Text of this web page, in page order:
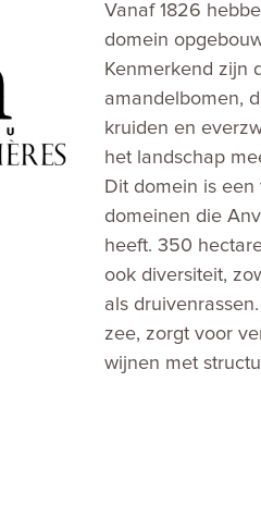
Vanaf 1826
domein
Kenmerkend zijn
amandelbomen,
kruiden en
het landschap
Dit domein is
domeinen die
heeft. 350
ook diversiteit,
als
zee, zorgt voor
wijnen met